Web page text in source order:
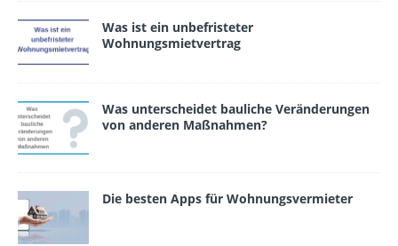
Was ist ein unbefristeter
Wohnungsmietvertrag
Was unterscheidet bauliche Veränderungen
von anderen Maßnahmen?
Die besten Apps für Wohnungsvermieter